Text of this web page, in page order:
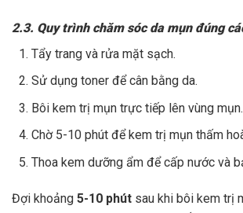
2.3. Quy trình chăm sóc da mụn đúng
Tẩy trang và rửa mặt sạch.
Sử dụng toner để cân bằng da.
Bôi kem trị mụn trực tiếp lên vùng mụn.
Chờ 5-10 phút để kem trị mụn thấm
Thoa kem dưỡng ẩm để cấp nước và
Đợi khoảng 5-10 phút sau khi bôi kem trị